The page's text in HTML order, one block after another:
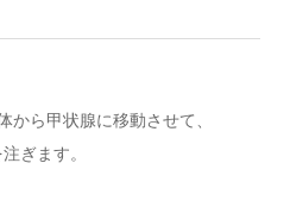
から甲状腺に移動させて、
ぎます。